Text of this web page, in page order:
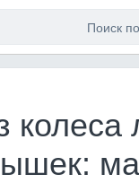
колеса